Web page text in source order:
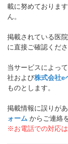
載に努めておりま
ん。
掲載されている医
に直接ご確認くださ
当サービスによっ
社および株式会社e
ものとします。
掲載情報に誤りが
ォーム からご連絡
※お電話での対応